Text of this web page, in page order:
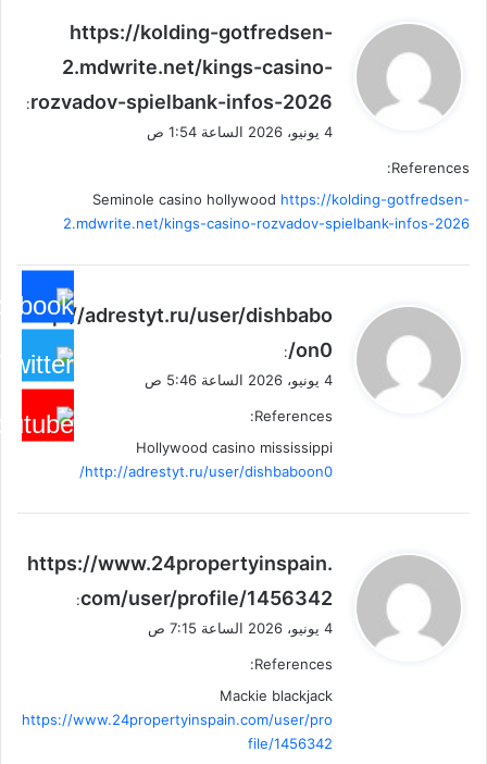
ل
https://kolding-gotfredsen-
2.mdwrite.net/kings-casino-
rozvadov-spielbank-infos-2026
:
4 يونيو، 2026 الساعة 1:54 ص
References:
Seminole casino hollywood https://kolding-gotfredsen-
2.mdwrite.net/kings-casino-rozvadov-spielbank-infos-2026
ي
و
ل
http://adrestyt.ru/user/dishbabo
on0/
:
4 يونيو، 2026 الساعة 5:46 ص
References:
Hollywood casino mississippi
http://adrestyt.ru/user/dishbaboon0/
و
ل
https://www.24propertyinspain.
com/user/profile/1456342
:
4 يونيو، 2026 الساعة 7:15 ص
References:
Mackie blackjack
https://www.24propertyinspain.com/user/pro
file/1456342